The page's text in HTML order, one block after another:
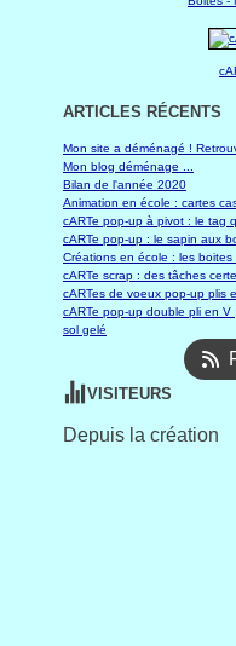
ARTICLES RÉCENTS
Mon site a déménagé !
Mon blog déménage ...
Bilan de l'année 2020
Animation en école : cartes
cARTe pop-up à pivot : le tag
cARTe pop-up : le sapin aux
Créations en école : les
cARTe scrap : des tâches
cARTes de voeux pop-up plis
cARTe pop-up double pli en
sol gelé
VISITEURS
Depuis la création